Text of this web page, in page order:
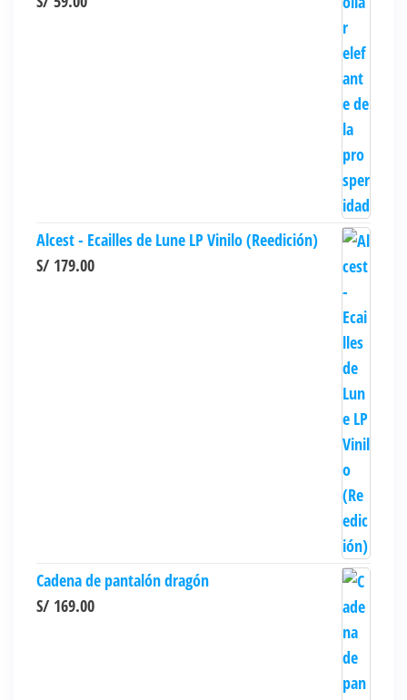
la
Alcest - Ecailles de Lune LP Vinilo (Reedición)
S/ 179.00
Cadena de pantalón dragón
S/ 169.00